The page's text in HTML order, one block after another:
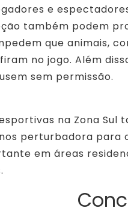
e
também podem
que animais,
no jogo. Além
sem permissão.
na Zona Sul
perturbadora para
em áreas